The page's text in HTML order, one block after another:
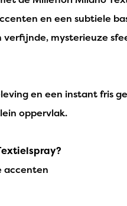
en een subtiele
mysterieuze
en een instant fris
oppervlak.
accenten